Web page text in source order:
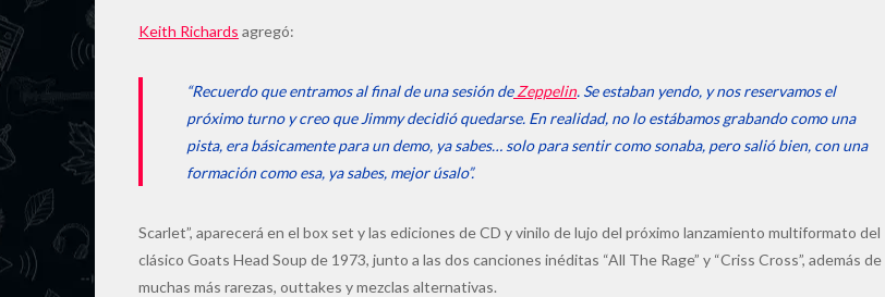
Keith Richards agregó:
“Recuerdo que entramos al final de una sesión deZeppelin. Se estaban yendo, y nos reservamos el
próximo turno y creo que Jimmy decidió quedarse. En realidad, no lo estábamos grabando como una
pista, era básicamente para un demo, ya sabes… solo para sentir como sonaba, pero salió bien, con una
formación como esa, ya sabes, mejor úsalo”.
Scarlet”, aparecerá en el box set y las ediciones de CD y vinilo de lujo del próximo lanzamiento multiformato del
clásico Goats Head Soup de 1973, junto a las dos canciones inéditas “All The Rage” y “Criss Cross”, además de
muchas más rarezas, outtakes y mezclas alternativas.